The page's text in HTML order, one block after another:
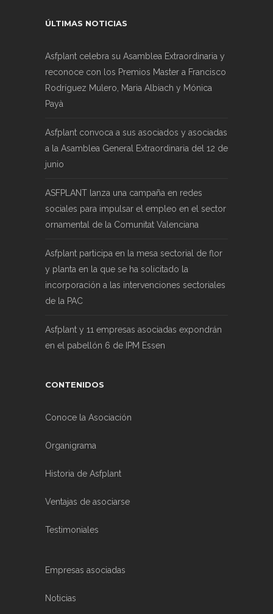
ÚLTIMAS NOTICIAS
Asfplant celebra su Asamblea Extraordinaria y
reconoce con los Premios Master a Francisco
Rodríguez Mulero, Maria Albiach y Mónica
Payà
Asfplant convoca a sus asociados y asociadas
a la Asamblea General Extraordinaria del 12 de
junio
ASFPLANT lanza una campaña en redes
sociales para impulsar el empleo en el sector
ornamental de la Comunitat Valenciana
Asfplant participa en la mesa sectorial de flor
y planta en la que se ha solicitado la
incorporación a las intervenciones sectoriales
de la PAC
Asfplant y 11 empresas asociadas expondrán
en el pabellón 6 de IPM Essen
CONTENIDOS
Conoce la Asociación
Organigrama
Historia de Asfplant
Ventajas de asociarse
Testimoniales
Empresas asociadas
Noticias